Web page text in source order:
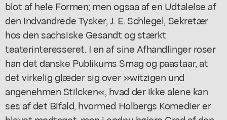
blot af hele Formen; men ogsaa af en Udtalelse af
den indvandrede Tysker, J. E. Schlegel, Sekretær
hos den sachsiske Gesandt og stærkt
teaterinteresseret. I en af sine Afhandlinger roser
han det danske Publikums Smag og paastaar, at
det virkelig glæder sig over »witzigen und
angenehmen Stilcken«, hvad der ikke alene kan
ses af det Bifald, hvormed Holbergs Komedier er